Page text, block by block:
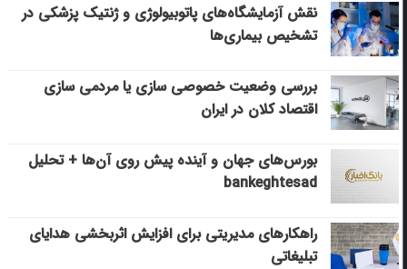
نقش آزمایشگاه‌های پاتوبیولوژی و ژنتیک پزشکی در
تشخیص بیماری‌ها
بررسی وضعیت خصوصی سازی یا مردمی سازی
اقتصاد کلان در ایران
بورس‌های جهان و آینده پیش روی آن‌ها + تحلیل
bankeghtesad
راهکارهای مدیریتی برای افزایش اثربخشی هدایای
تبلیغاتی